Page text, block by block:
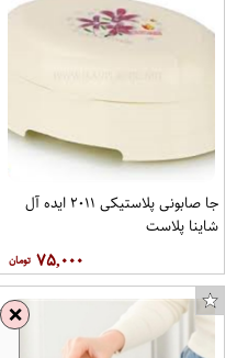
جا صابونی پلاستیکی ۲۰۱۱ ایده آل
شاینا پلاست
۷۵,۰۰۰
❌